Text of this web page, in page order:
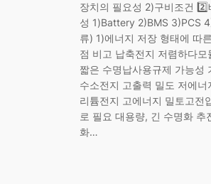
장치의 필요성 2)구비조건
성 1)Battery 2)BMS 3)PCS
류) 1)에너지 저장 형태에 따
점 비고 납축전지 저렴하다
짧은 수명납사용규제 가능성
수소전지 고출력 밀도 저에
리튬전지 고에너지 밀토고전
로 필요 대용량, 긴 수명화 추
화…